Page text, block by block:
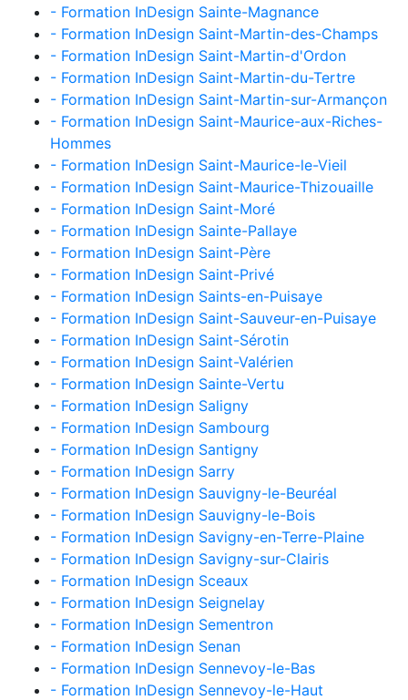
- Formation InDesign Sainte-Magnance
- Formation InDesign Saint-Martin-des-Champs
- Formation InDesign Saint-Martin-d'Ordon
- Formation InDesign Saint-Martin-du-Tertre
- Formation InDesign Saint-Martin-sur-Armançon
- Formation InDesign Saint-Maurice-aux-Riches-
Hommes
- Formation InDesign Saint-Maurice-le-Vieil
- Formation InDesign Saint-Maurice-Thizouaille
- Formation InDesign Saint-Moré
- Formation InDesign Sainte-Pallaye
- Formation InDesign Saint-Père
- Formation InDesign Saint-Privé
- Formation InDesign Saints-en-Puisaye
- Formation InDesign Saint-Sauveur-en-Puisaye
- Formation InDesign Saint-Sérotin
- Formation InDesign Saint-Valérien
- Formation InDesign Sainte-Vertu
- Formation InDesign Saligny
- Formation InDesign Sambourg
- Formation InDesign Santigny
- Formation InDesign Sarry
- Formation InDesign Sauvigny-le-Beuréal
- Formation InDesign Sauvigny-le-Bois
- Formation InDesign Savigny-en-Terre-Plaine
- Formation InDesign Savigny-sur-Clairis
- Formation InDesign Sceaux
- Formation InDesign Seignelay
- Formation InDesign Sementron
- Formation InDesign Senan
- Formation InDesign Sennevoy-le-Bas
- Formation InDesign Sennevoy-le-Haut